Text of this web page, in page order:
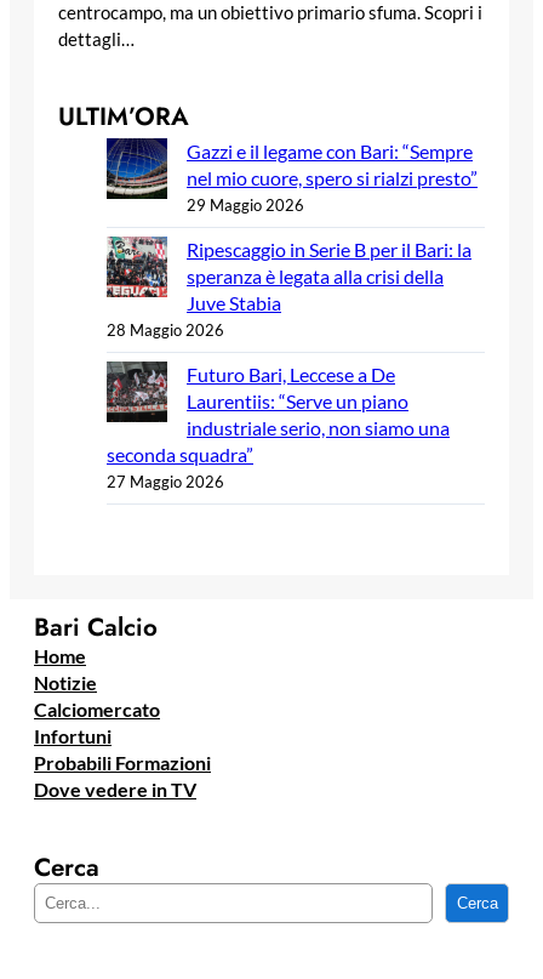
centrocampo, ma un obiettivo primario sfuma. Scopri i
dettagli…
ULTIM’ORA
Gazzi e il legame con Bari: “Sempre
nel mio cuore, spero si rialzi presto”
29 Maggio 2026
Ripescaggio in Serie B per il Bari: la
speranza è legata alla crisi della
Juve Stabia
28 Maggio 2026
Futuro Bari, Leccese a De
Laurentiis: “Serve un piano
industriale serio, non siamo una
seconda squadra”
27 Maggio 2026
Bari Calcio
Home
Notizie
Calciomercato
Infortuni
Probabili Formazioni
Dove vedere in TV
Cerca
e
Cerca